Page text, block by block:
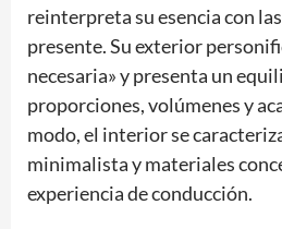
reinterpreta su esencia con
presente. Su exterior
necesaria» y presenta un
proporciones, volúmenes y
modo, el interior se
minimalista y materiales
experiencia de conducción.